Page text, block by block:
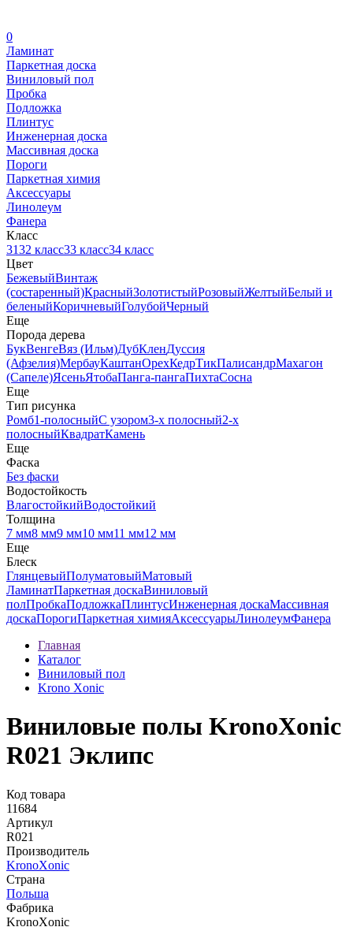
0
Ламинат
Паркетная доска
Виниловый пол
Пробка
Подложка
Плинтус
Инженерная доска
Массивная доска
Пороги
Паркетная химия
Аксессуары
Линолеум
Фанера
Класс
3132 класс33 класс34 класс
Цвет
БежевыйВинтаж
(состаренный)КрасныйЗолотистыйРозовыйЖелтыйБелый и
беленыйКоричневыйГолубойЧерный
Еще
Порода дерева
БукВенгеВяз (Ильм)ДубКленДуссия
(Афзелия)МербауКаштанОрехКедрТикПалисандрМахагон
(Сапеле)ЯсеньЯтобаПанга-пангаПихтаСосна
Еще
Тип рисунка
Ромб1-полосныйС узором3-х полосный2-х
полосныйКвадратКамень
Еще
Фаска
Без фаски
Водостойкость
ВлагостойкийВодостойкий
Толщина
7 мм8 мм9 мм10 мм11 мм12 мм
Еще
Блеск
ГлянцевыйПолуматовыйМатовый
ЛаминатПаркетная доскаВиниловый
полПробкаПодложкаПлинтусИнженерная доскаМассивная
доскаПорогиПаркетная химияАксессуарыЛинолеумФанера
Главная
Каталог
Виниловый пол
Krono Xonic
Виниловые полы KronoXonic
R021 Эклипс
Код товара
11684
Артикул
R021
Производитель
KronoXonic
Страна
Польша
Фабрика
KronoXonic